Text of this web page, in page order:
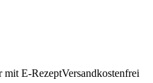
mit E-RezeptVersandkostenfrei